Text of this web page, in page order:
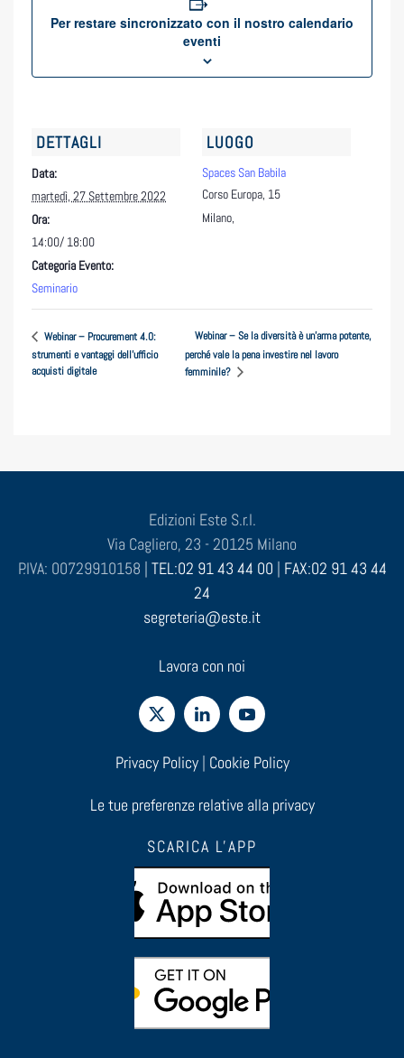
Per restare sincronizzato con il nostro calendario
eventi
DETTAGLI
Data:
martedì, 27 Settembre 2022
Ora:
14:00/ 18:00
Categoria Evento:
Seminario
LUOGO
Spaces San Babila
Corso Europa, 15
Milano,
Webinar – Procurement 4.0:
strumenti e vantaggi dell’ufficio
acquisti digitale
Webinar – Se la diversità è un’arma potente,
perché vale la pena investire nel lavoro
femminile?
Edizioni Este S.r.l.
Via Cagliero, 23 - 20125 Milano
P.IVA: 00729910158 | TEL:02 91 43 44 00 | FAX:02 91 43 44
24
segreteria@este.it
Lavora con noi
Privacy Policy| Cookie Policy
Le tue preferenze relative alla privacy
SCARICA L'APP